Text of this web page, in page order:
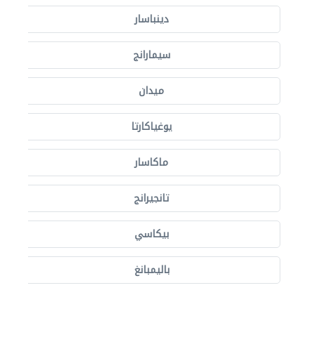
دينباسار
سيمارانج
ميدان
يوغياكارتا
ماكاسار
تانجيرانج
بيكاسي
باليمبانغ